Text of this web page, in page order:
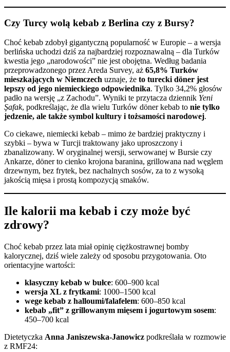
Czy Turcy wolą kebab z Berlina czy z Bursy?
Choć kebab zdobył gigantyczną popularność w Europie – a wersja
berlińska uchodzi dziś za najbardziej rozpoznawalną – dla Turków
kwestia jego „narodowości” nie jest obojętna. Według badania
przeprowadzonego przez Areda Survey, aż 65,8% Turków
mieszkających w Niemczech uznaje, że to turecki döner jest
lepszy od jego niemieckiego odpowiednika. Tylko 34,2% głosów
padło na wersję „z Zachodu”. Wyniki te przytacza dziennik Yeni
Şafak, podkreślając, że dla wielu Turków döner kebab to nie tylko
jedzenie, ale także symbol kultury i tożsamości narodowej.
Co ciekawe, niemiecki kebab – mimo że bardziej praktyczny i
szybki – bywa w Turcji traktowany jako uproszczony i
zbanalizowany. W oryginalnej wersji, serwowanej w Bursie czy
Ankarze, döner to cienko krojona baranina, grillowana nad węglem
drzewnym, bez frytek, bez nachalnych sosów, za to z wysoką
jakością mięsa i prostą kompozycją smaków.
Ile kalorii ma kebab i czy może być
zdrowy?
Choć kebab przez lata miał opinię ciężkostrawnej bomby
kalorycznej, dziś wiele zależy od sposobu przygotowania. Oto
orientacyjne wartości:
klasyczny kebab w bułce: 600–900 kcal
wersja XL z frytkami: 1000–1500 kcal
wege kebab z halloumi/falafelem: 600–850 kcal
kebab „fit” z grillowanym mięsem i jogurtowym sosem:
450–700 kcal
Dietetyczka Anna Janiszewska‑Janowicz podkreślała w rozmowie
z RMF24: